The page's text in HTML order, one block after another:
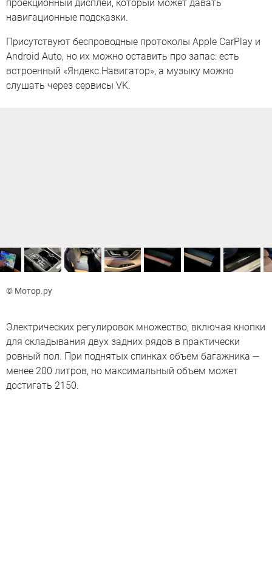
проекционный дисплей, который может давать
навигационные подсказки.
Присутствуют беспроводные протоколы Apple CarPlay и
Android Auto, но их можно оставить про запас: есть
встроенный «Яндекс.Навигатор», а музыку можно
слушать через сервисы VK.
© Мотор.ру
Электрических регулировок множество, включая кнопки
для складывания двух задних рядов в практически
ровный пол. При поднятых спинках объем багажника —
менее 200 литров, но максимальный объем может
достигать 2150.